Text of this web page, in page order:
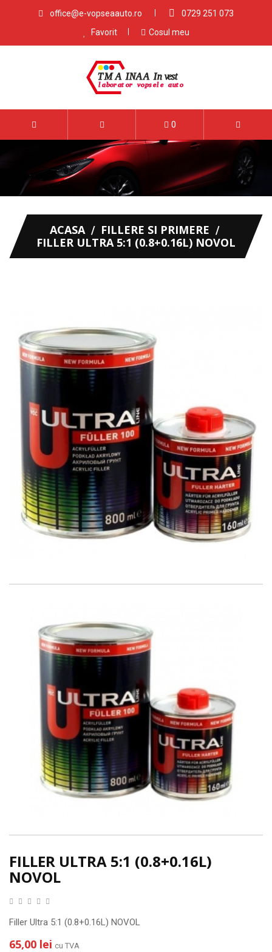
office@e-vopseaauto.ro
0729 251 073
Favorit
Cosul meu
0
ACASA
FILLERE SI PRIMERE
FILLER ULTRA 5:1 (0.8+0.16L) NOVOL
FILLER ULTRA 5:1 (0.8+0.16L)
NOVOL
Filler Ultra 5:1 (0.8+0.16L) NOVOL
65,00 lei cu TVA